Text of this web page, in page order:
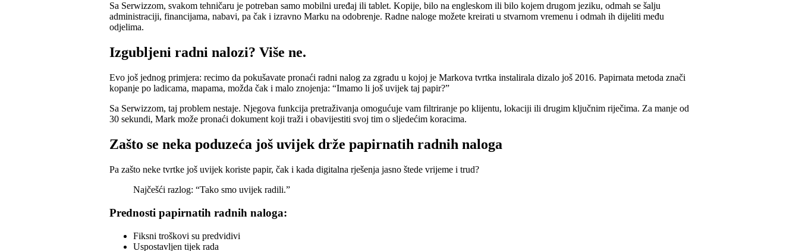
Sa Serwizzom, svakom tehničaru je potreban samo mobilni uređaj ili tablet. Kopije, bilo na engleskom ili bilo kojem drugom jeziku, odmah se šalju
administraciji, financijama, nabavi, pa čak i izravno Marku na odobrenje. Radne naloge možete kreirati u stvarnom vremenu i odmah ih dijeliti među
odjelima.
Izgubljeni radni nalozi? Više ne.
Evo još jednog primjera: recimo da pokušavate pronaći radni nalog za zgradu u kojoj je Markova tvrtka instalirala dizalo još 2016. Papirnata metoda znači
kopanje po ladicama, mapama, možda čak i malo znojenja: “Imamo li još uvijek taj papir?”
Sa Serwizzom, taj problem nestaje. Njegova funkcija pretraživanja omogućuje vam filtriranje po klijentu, lokaciji ili drugim ključnim riječima. Za manje od
30 sekundi, Mark može pronaći dokument koji traži i obavijestiti svoj tim o sljedećim koracima.
Zašto se neka poduzeća još uvijek drže papirnatih radnih naloga
Pa zašto neke tvrtke još uvijek koriste papir, čak i kada digitalna rješenja jasno štede vrijeme i trud?
Najčešći razlog: “Tako smo uvijek radili.”
Prednosti papirnatih radnih naloga:
Fiksni troškovi su predvidivi
Uspostavljen tijek rada